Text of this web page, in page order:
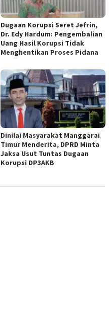
Dugaan Korupsi Seret Jefrin,
Dr. Edy Hardum: Pengembalian
Uang Hasil Korupsi Tidak
Menghentikan Proses Pidana
Dinilai Masyarakat Manggarai
Timur Menderita, DPRD Minta
Jaksa Usut Tuntas Dugaan
Korupsi DP3AKB